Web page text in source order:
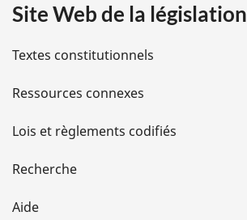
i
l
s
d
e
l
Site Web de la législation
Textes constitutionnels
Ressources connexes
Lois et règlements codifiés
Recherche
Aide